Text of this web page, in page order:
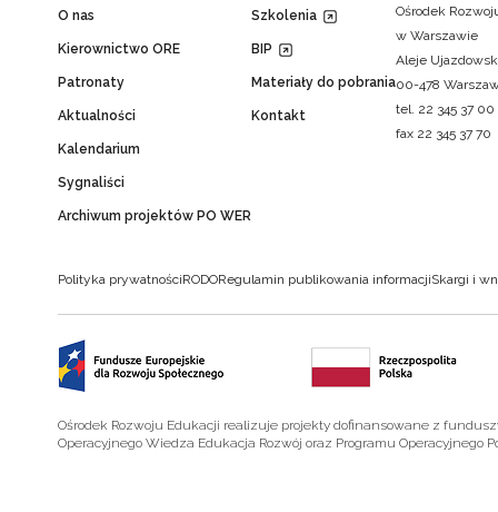
O nas
Kierownictwo ORE
Patronaty
Aktualności
Kalendarium
Sygnaliści
Archiwum projektów PO WER
Szkolenia
BIP
Materiały do pobrania
Kontakt
Ośrodek
w Warszawie
Aleje
00-478
tel. 22 345 37 00
fax 22 345 37 70
Polityka prywatnościRODORegulamin publikowania informacjiSkargi i
Ośrodek Rozwoju Edukacji realizuje projekty dofinansowane z
Operacyjnego Wiedza Edukacja Rozwój oraz Programu Operacyjnego